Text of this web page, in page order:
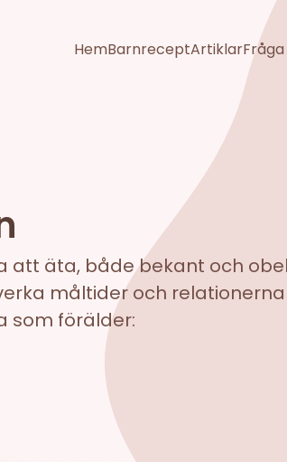
HemBarnreceptArtiklar
att äta, både bekant och
måltider och relationerna
som förälder: